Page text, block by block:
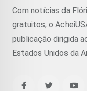
Com notícias da
gratuitos, o
publicação dirigida
Estados Unidos da